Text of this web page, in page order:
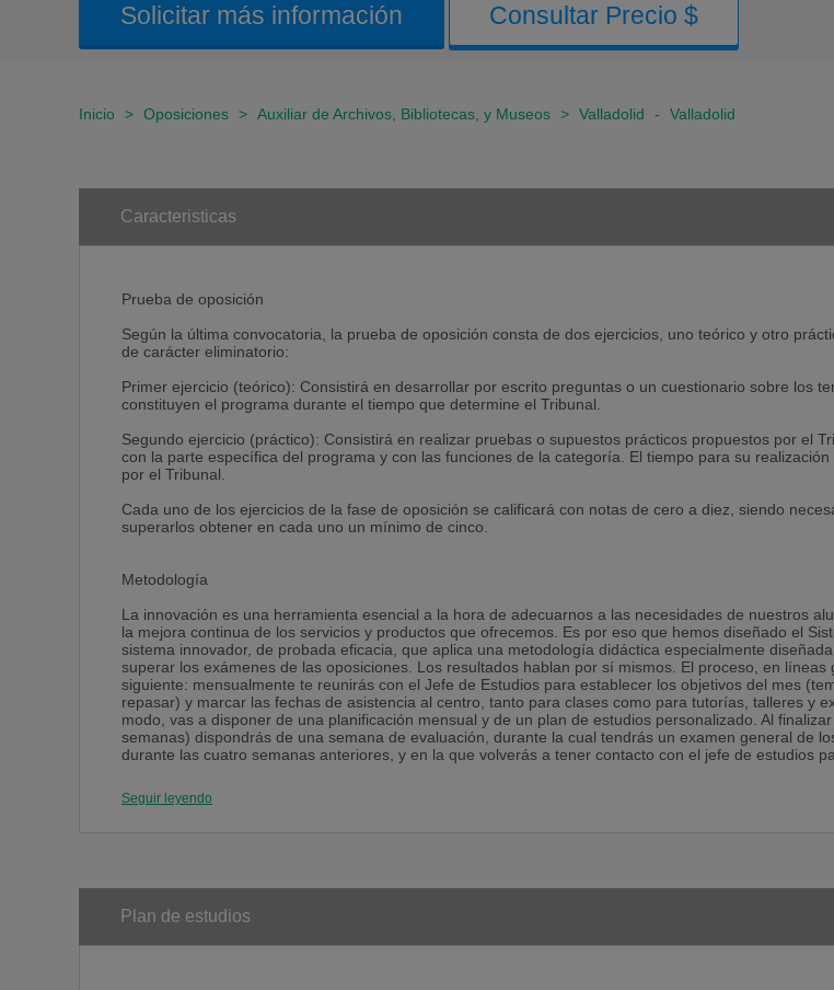
Solicitar más información Consultar Precio $
Inicio > Oposiciones > Auxiliar de Archivos, Bibliotecas, y Museos > Valladolid - Valladolid
Caracteristicas
Prueba de oposición
Según la última convocatoria, la prueba de oposición consta de dos ejercicios, uno teórico y otro
de carácter eliminatorio:
Primer ejercicio (teórico): Consistirá en desarrollar por escrito preguntas o un cuestionario sobre los
constituyen el programa durante el tiempo que determine el Tribunal.
Segundo ejercicio (práctico): Consistirá en realizar pruebas o supuestos prácticos propuestos por el
con la parte específica del programa y con las funciones de la categoría. El tiempo para su
por el Tribunal.
Cada uno de los ejercicios de la fase de oposición se calificará con notas de cero a diez, siendo
superarlos obtener en cada uno un mínimo de cinco.
Metodología
La innovación es una herramienta esencial a la hora de adecuarnos a las necesidades de nuestros
la mejora continua de los servicios y productos que ofrecemos. Es por eso que hemos diseñado el
sistema innovador, de probada eficacia, que aplica una metodología didáctica especialmente
superar los exámenes de las oposiciones. Los resultados hablan por sí mismos. El proceso, en líneas
siguiente: mensualmente te reunirás con el Jefe de Estudios para establecer los objetivos del mes
repasar) y marcar las fechas de asistencia al centro, tanto para clases como para tutorías, talleres y
modo, vas a disponer de una planificación mensual y de un plan de estudios personalizado. Al
semanas) dispondrás de una semana de evaluación, durante la cual tendrás un examen general de
durante las cuatro semanas anteriores, y en la que volverás a tener contacto con el jefe de estudios
- Formación cualificada y personalizada:
Jefe de Estudios.
Tutora Especialista en Metodología y Técnicas de Estudio.
Seguir leyendo
Plan de estudios